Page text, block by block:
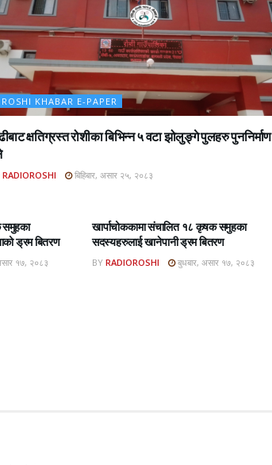
ROSHI KHABAR E-PAPER
क्षतिग्रस्त रोशीका बिभिन्न ५ वटा झोलुङ्गे पुलहरु पुननिर्माण
RADIOROSHI बिहिबार, असार २५, २०८३
समुहका
ड्रम बितरण
१७, २०८३
खार्पाचोककामा संचालित १८ कृषक समुहका
सदस्यहरुलाई खानेपानी ड्रम बितरण
BY RADIOROSHI बुधबार, असार १७, २०८३